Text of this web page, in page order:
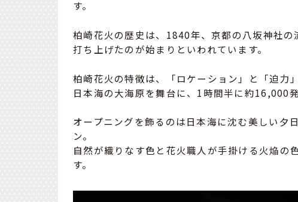
す。
柏崎花火の歴史は、1840年、京都の八坂神社
打ち上げたのが始まりといわれています。
柏崎花火の特徴は、「ロケーション」と「迫力」
日本海の大海原を舞台に、1時間半に約16,000
オープニングを飾るのは日本海に沈む美しい夕
ン。
自然が織りなす色と花火職人が手掛ける火焔の
す。